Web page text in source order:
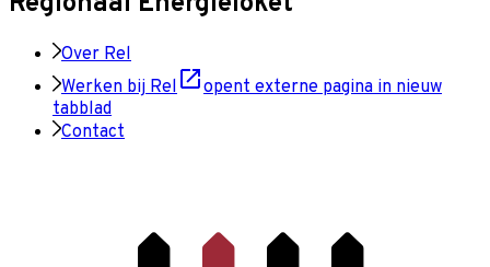
Over Rel
Werken bij Rel
opent externe pagina in nieuw
tabblad
Contact